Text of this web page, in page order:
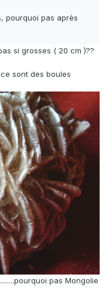
pourquoi pas après
si grosses ( 20 cm )??
sont des boules
pas Mongolie